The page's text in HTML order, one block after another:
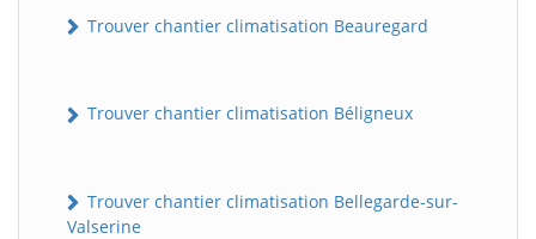
Trouver chantier climatisation Beauregard
Trouver chantier climatisation Béligneux
Trouver chantier climatisation Bellegarde-sur-
Valserine